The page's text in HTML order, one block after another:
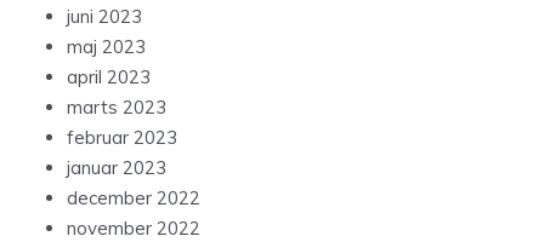
juni 2023
maj 2023
april 2023
marts 2023
februar 2023
januar 2023
december 2022
november 2022